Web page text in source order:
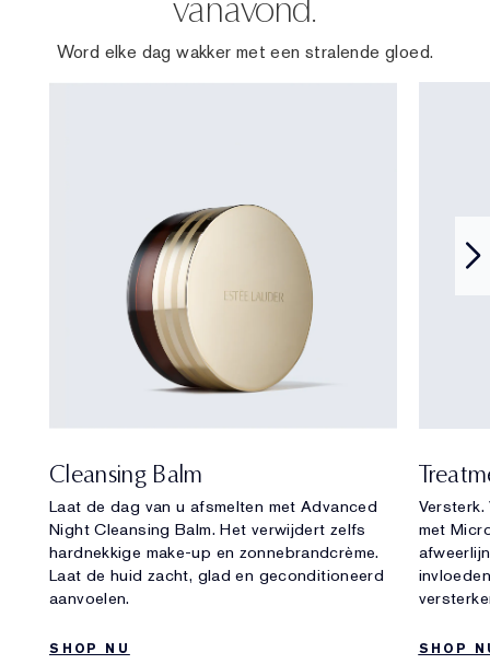
Word elke dag wakker met een stralende gloed.
Cleansing Balm
Laat de dag van u afsmelten met Advanced
Night Cleansing Balm. Het verwijdert zelfs
hardnekkige make-up en zonnebrandcrème.
Laat de huid zacht, glad en geconditioneerd
aanvoelen.
SHOP NU
met
SHOP